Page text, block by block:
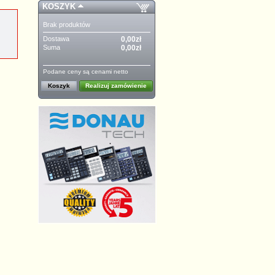
KOSZYK
Brak produktów
Dostawa
0,00zł
Suma 0,00zł
Podane ceny są cenami netto
Koszyk Realizuj zamówienie